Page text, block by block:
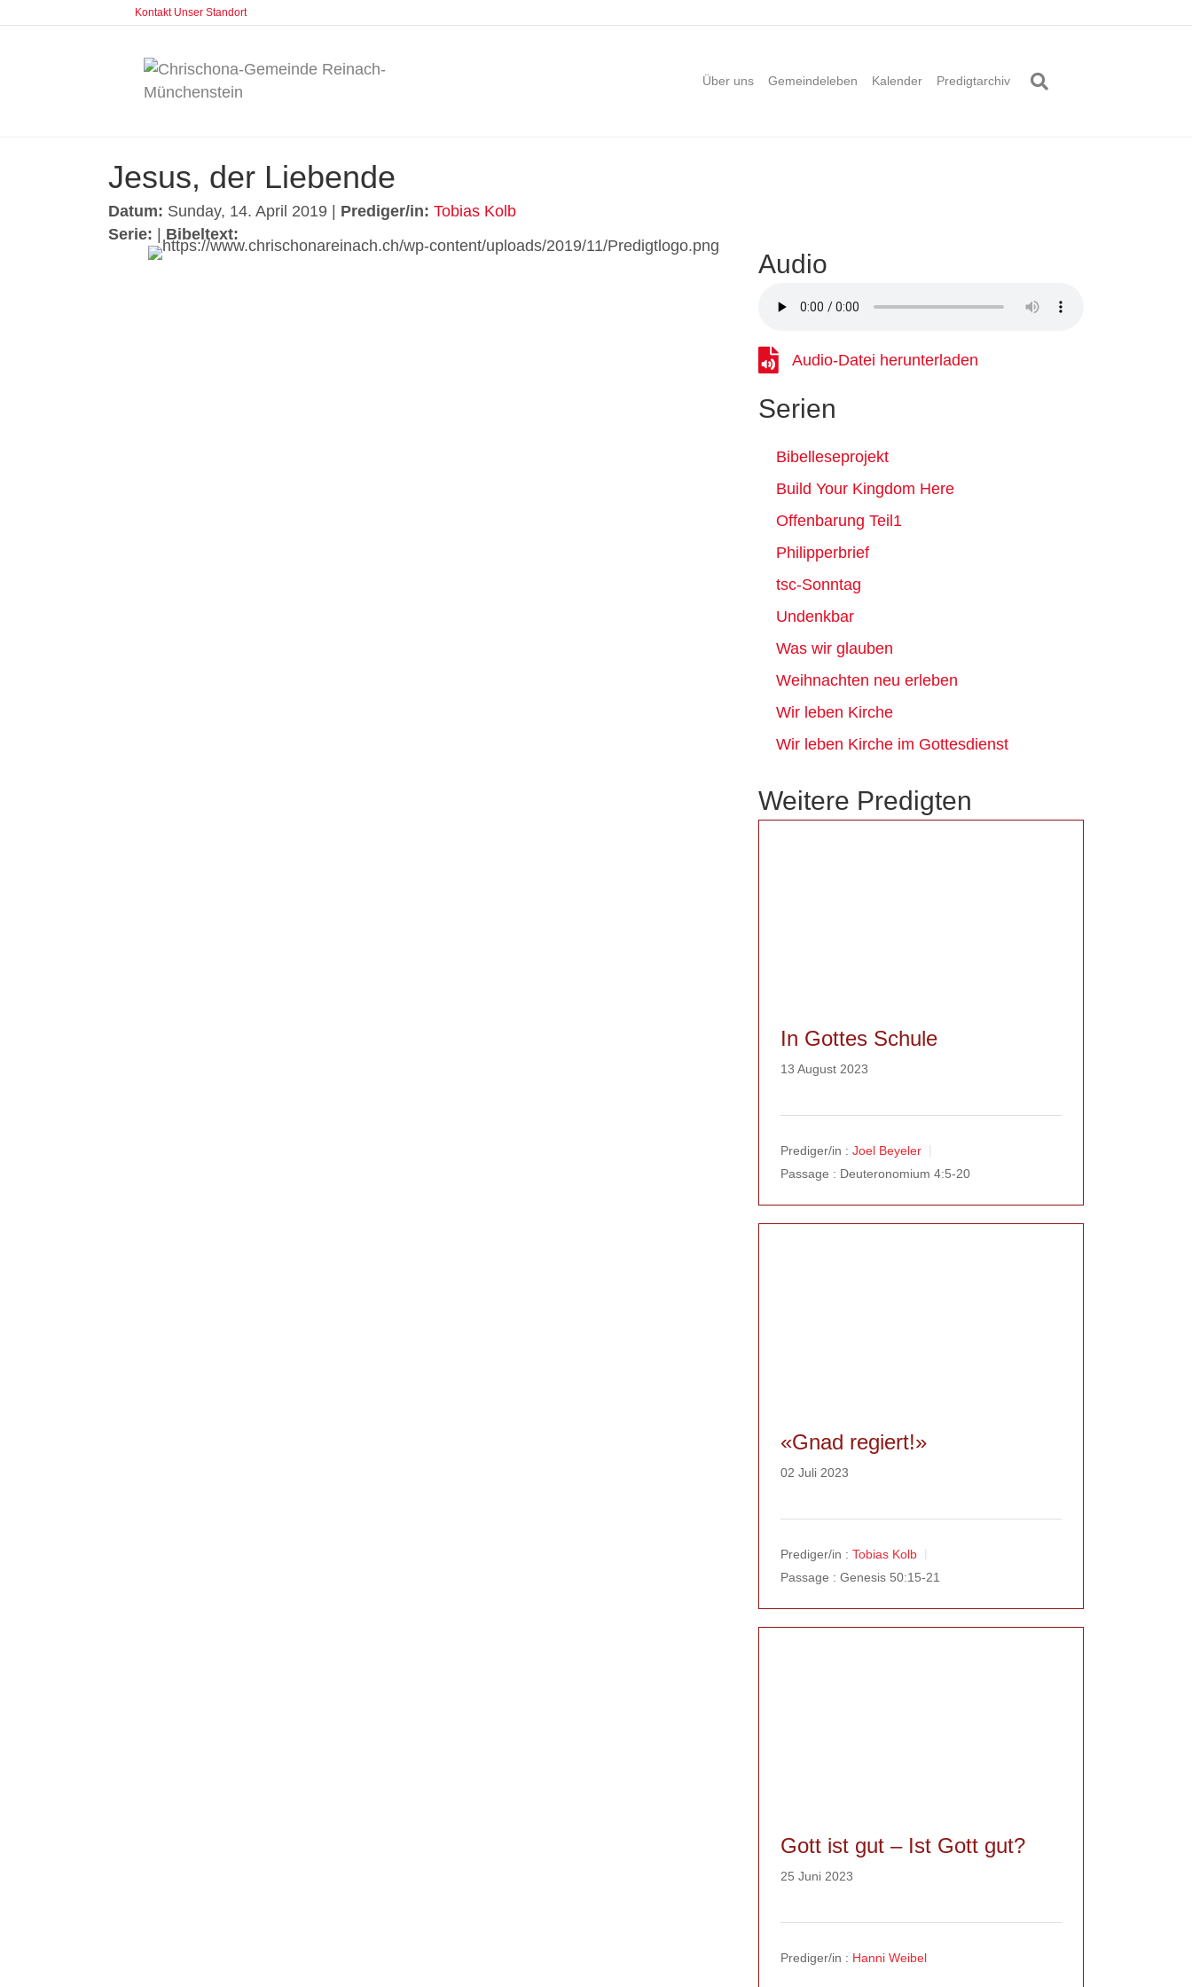
Kontakt Unser Standort
Über uns Gemeindeleben Kalender Predigtarchiv
Jesus, der Liebende
Datum: Sunday, 14. April 2019 | Prediger/in: Tobias Kolb
Serie:
Bibeltext:
Audio
Audio-Datei herunterladen
Audio-Datei herunterladen
Serien
Bibelleseprojekt
Build Your Kingdom Here
Offenbarung Teil1
Philipperbrief
tsc-Sonntag
Undenkbar
Was wir glauben
Weihnachten neu erleben
Wir leben Kirche
Wir leben Kirche im Gottesdienst
Weitere Predigten
In Gottes Schule
13 August 2023
Prediger/in : Joel Beyeler
Passage : Deuteronomium 4:5-20
«Gnad regiert!»
02 Juli 2023
Prediger/in : Tobias Kolb
Passage : Genesis 50:15-21
Gott ist gut – Ist Gott gut?
25 Juni 2023
Prediger/in : Hanni Weibel